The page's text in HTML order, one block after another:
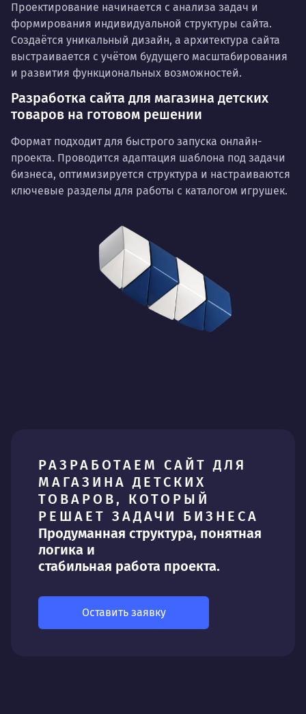
Проектирование начинается с анализа задач и
формирования индивидуальной структуры сайта.
Создаётся уникальный дизайн, а архитектура сайта
выстраивается с учётом будущего масштабирования
и развития функциональных возможностей.
Разработка сайта для магазина детских
товаров на готовом решении
Формат подходит для быстрого запуска онлайн-
проекта. Проводится адаптация шаблона под задачи
бизнеса, оптимизируется структура и настраиваются
ключевые разделы для работы с каталогом игрушек.
РАЗРАБОТАЕМ САЙТ ДЛЯ
МАГАЗИНА ДЕТСКИХ
ТОВАРОВ, КОТОРЫЙ
РЕШАЕТ ЗАДАЧИ БИЗНЕСА
Продуманная структура, понятная
логика и
стабильная работа проекта.
Оставить заявку